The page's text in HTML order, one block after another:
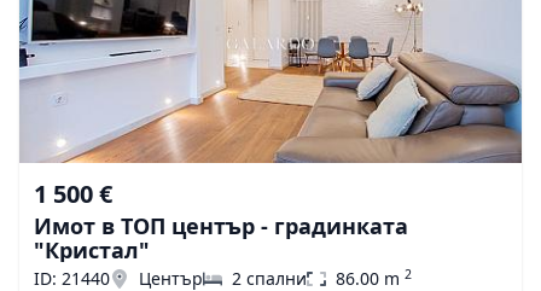
1 500 €
Имот в ТОП център - градинката
"Кристал"
ID: 21440 Център 2 спални 86.00 m 2